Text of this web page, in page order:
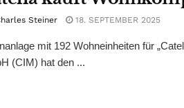
Steiner 18. SEPTEMBER 2025
mit 192 Wohneinheiten für
(CIM) hat den ...